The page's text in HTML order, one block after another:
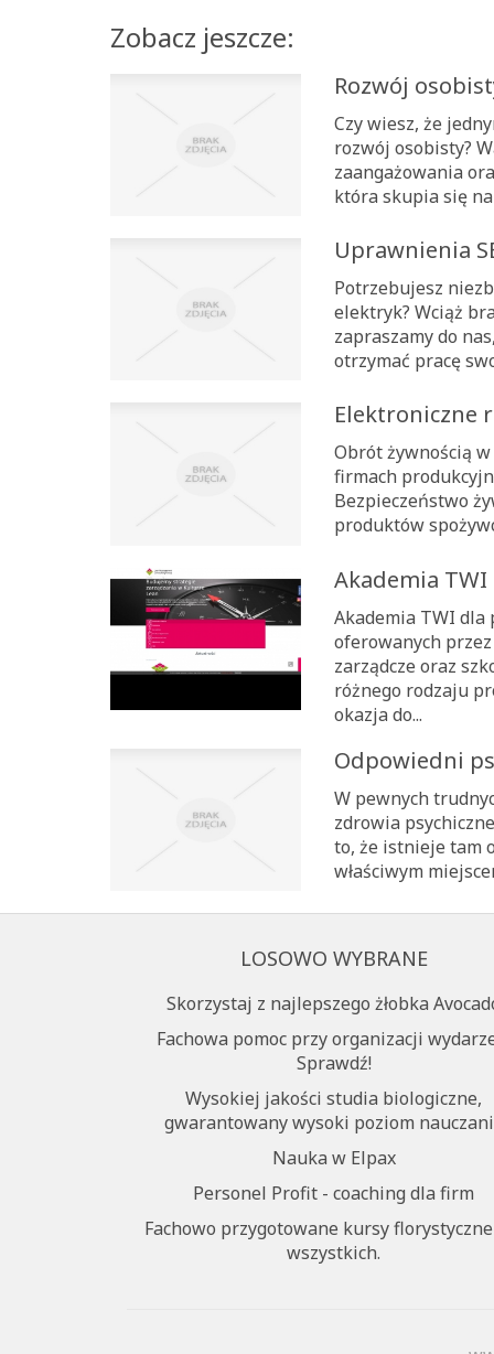
Zobacz jeszcze:
Rozwój
Czy wiesz, że
rozwój osobisty?
zaangażowania
która skupia się
Uprawnienia
Potrzebujesz
elektryk? Wciąż
zapraszamy do
otrzymać pracę
Elektroniczne
Obrót żywnością
firmach
Bezpieczeństwo
produktów
Akademia
Akademia TWI
oferowanych
zarządcze oraz
różnego rodzaju
okazja do...
Odpowiedni
W pewnych
zdrowia
to, że istnieje tam
właściwym
LOSOWO WYBRANE
Skorzystaj z najlepszego żłobka
Fachowa pomoc przy organizacji
Sprawdź!
Wysokiej jakości studia biologiczne,
gwarantowany wysoki poziom
Nauka w Elpax
Personel Profit - coaching dla firm
Fachowo przygotowane kursy
wszystkich.